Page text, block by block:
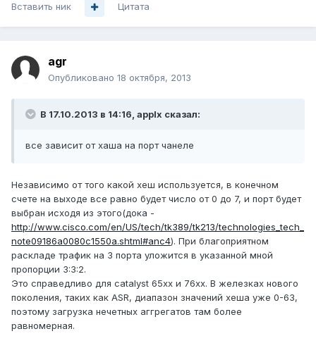
Вставить ник Цитата
agr
Опубликовано 18 октября, 2013
В 17.10.2013 в 14:16, applx сказал:
все зависит от хаша на порт чанеле
Независимо от того какой хеш используется, в конечном
счете на выходе все равно будет число от 0 до 7, и порт будет
выбран исходя из этого(дока -
http://www.cisco.com/en/US/tech/tk389/tk213/technologies_tech_
note09186a0080c1550a.shtml#anc4). При благоприятном
раскладе трафик на 3 порта уложится в указанной мной
пропорции 3:3:2.
Это справедливо для catalyst 65xx и 76xx. В железках нового
поколения, таких как ASR, диапазон значений хеша уже 0-63,
поэтому загрузка нечетных аггрегатов там более
равномерная.